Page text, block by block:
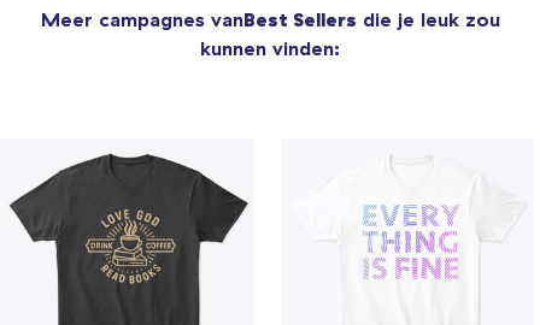
Meer campagnes vanBest Sellers die je leuk zou
kunnen vinden: